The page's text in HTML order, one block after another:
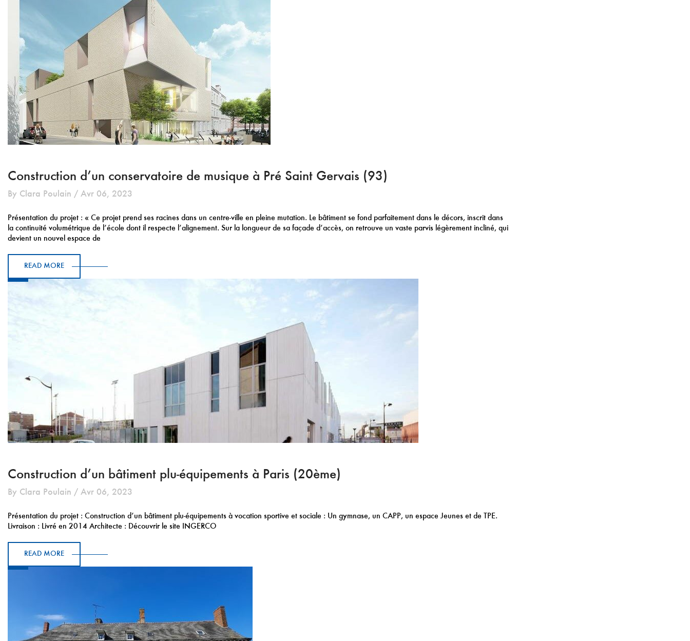
Construction d’un conservatoire de musique à Pré Saint Gervais (93)
By Clara Poulain / Avr 06, 2023
Présentation du projet : « Ce projet prend ses racines dans un centre-ville en pleine mutation. Le bâtiment se fond parfaitement dans le décors, inscrit dans
la continuité volumétrique de l’école dont il respecte l’alignement. Sur la longueur de sa façade d’accès, on retrouve un vaste parvis légèrement incliné, qui
devient un nouvel espace de
READ MORE
Construction d’un bâtiment plu-équipements à Paris (20ème)
By Clara Poulain / Avr 06, 2023
Présentation du projet : Construction d’un bâtiment plu-équipements à vocation sportive et sociale : Un gymnase, un CAPP, un espace Jeunes et de TPE.
Livraison : Livré en 2014 Architecte : Découvrir le site INGERCO
READ MORE